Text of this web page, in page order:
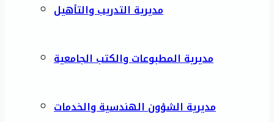
مديرية التدريب والتأهيل
مديرية المطبوعات والكتب الجامعية
مديرية الشؤون الهندسية والخدمات